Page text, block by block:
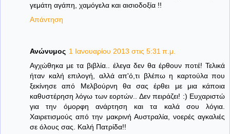
γεμάτη αγάπη, χαμόγελα και αισιοδοξία !!
Απάντηση
Ανώνυμος 1 Ιανουαρίου 2013 στις 5:31 π.μ.
Αγχώθηκα με τα βιβλία.. έλεγα δεν θα έρθουν ποτέ! Τελικά
ήταν καλή επιλογή, αλλά απ'ό,τι βλέπω η καρτούλα που
ξεκίνησε από Μελβούρνη θα σας έρθει με μια κάποια
καθυστέρηση λόγω των εορτών.. Δεν πειράζει! :) Ευχαριστώ
για την όμορφη ανάρτηση και τα καλά σου λόγια.
Χαιρετισμούς από την μακρινή Αυστραλία, νοερές αγκαλιές
σε όλους σας. Καλή Πατρίδα!!